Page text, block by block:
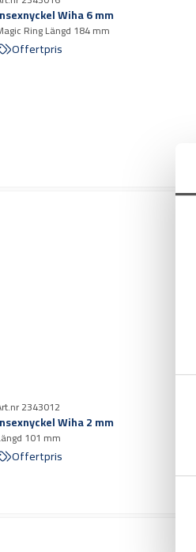
Wiha 6 mm
Ring Längd 184 mm
Offertpris
2343012
Wiha 2 mm
101 mm
Offertpris